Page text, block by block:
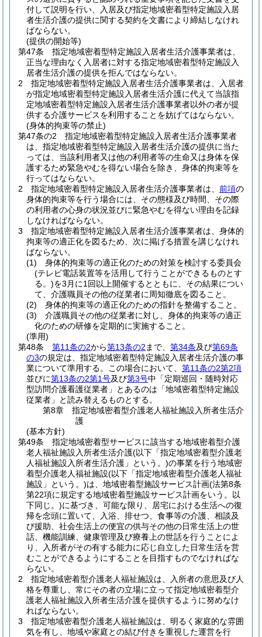
付して説明を行い、入居及び指定地域密着型特定施設入居
者生活介護の提供に関する契約を文書により締結しなけれ
ばならない。
(提供の開始等)
第47条
指定地域密着型特定施設入居者生活介護事業者は、
正当な理由なく入居者に対する指定地域密着型特定施設入
居者生活介護の提供を拒んではならない。
2
指定地域密着型特定施設入居者生活介護事業者は、入居者
が指定地域密着型特定施設入居者生活介護に代えて当該指
定地域密着型特定施設入居者生活介護事業者以外の者が提
供する介護サービスを利用することを妨げてはならない。
(身体的拘束等の禁止)
第47条の2
指定地域密着型特定施設入居者生活介護事業者
は、指定地域密着型特定施設入居者生活介護の提供に当た
っては、当該利用者又は他の利用者等の生命又は身体を保
護するため緊急やむを得ない場合を除き、身体的拘束等を
行ってはならない。
2
指定地域密着型特定施設入居者生活介護事業者は、 前項の
身体的拘束等を行う場合には、その態様及び時間、その際
の利用者の心身の状況並びに緊急やむを得ない理由を記録
しなければならない。
3
指定地域密着型特定施設入居者生活介護事業者は、身体的
拘束等の適正化を図るため、次に掲げる措置を講じなけれ
ばならない。
(1)
身体的拘束等の適正化のための対策を検討する委員会
(テレビ電話装置等を活用して行うことができるものとす
る。)を3月に1回以上開催するとともに、その結果につい
て、介護職員その他の従業者に周知徹底を図ること。
(2)
身体的拘束等の適正化のための指針を整備すること。
(3)
介護職員その他の従業者に対し、身体的拘束等の適正
化のための研修を定期的に実施すること。
(準用)
第48条
第11条の2から第13条の2 まで、 第34条及び第69条
の3の規定は、指定地域密着型特定施設入居者生活介護の事
業について準用する。
この場合において、 第11条の2第2項
並びに第13条の2第1号及び第3号中「定期巡回・随時対応
型訪問介護看護従業者」とあるのは「地域密着型特定施設
従業者」と読み替えるものとする。
第8章
指定地域密着型介護老人福祉施設入所者生活介
護
(基本方針)
第49条
指定地域密着型サービスに該当する地域密着型介護
老人福祉施設入所者生活介護(以下「指定地域密着型介護老
人福祉施設入所者生活介護」という。)の事業を行う地域密
着型介護老人福祉施設(以下「指定地域密着型介護老人福祉
施設」という。)は、地域密着型施設サービス計画(法第8条
第22項に規定する地域密着型施設サービス計画をいう。以
下同じ。)に基づき、可能な限り、居宅における生活への復
帰を念頭に置いて、入浴、排せつ、食事等の介護、相談及
び援助、社会生活上の便宜の供与その他の日常生活上の世
話、機能訓練、健康管理及び療養上の世話を行うことによ
り、入所者がその有する能力に応じ自立した日常生活を営
むことができるようにすることを目指すものでなければな
らない。
2
指定地域密着型介護老人福祉施設は、入所者の意思及び人
格を尊重し、常にその者の立場に立って指定地域密着型介
護老人福祉施設入所者生活介護を提供するように努めなけ
ればならない。
3
指定地域密着型介護老人福祉施設は、明るく家庭的な雰囲
気を有し、地域や家庭との結び付きを重視した運営を行